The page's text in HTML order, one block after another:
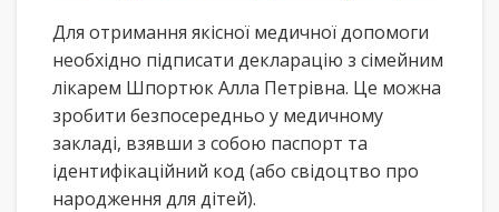
Для отримання якісної медичної допомоги
необхідно підписати декларацію з сімейним
лікарем Шпортюк Алла Петрівна. Це можна
зробити безпосередньо у медичному
закладі, взявши з собою паспорт та
ідентифікаційний код (або свідоцтво про
народження для дітей).